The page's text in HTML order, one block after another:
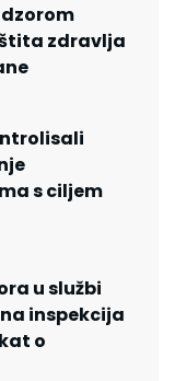
zdravlja
s ciljem
u službi
inspekcija
o